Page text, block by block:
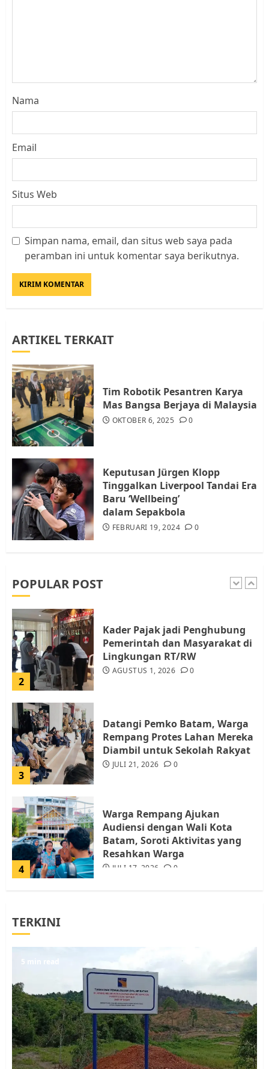
Nama
Email
Situs Web
Simpan nama, email, dan situs web saya pada
peramban ini untuk komentar saya berikutnya.
ARTIKEL TERKAIT
Tim Robotik Pesantren Karya
Mas Bangsa Berjaya di Malaysia
OKTOBER 6, 2025 0
Keputusan Jürgen Klopp
Tinggalkan Liverpool Tandai Era
Baru ‘Wellbeing’
dalam Sepakbola
FEBRUARI 19, 2024 0
POPULAR POST
Datangi Pemko Batam, Warga
4
Warga Rempang Ajukan
JULI 17, 2026 0
5
Warga Rempang
JULI 15, 2026 0
1
2
Kader Pajak jadi Penghubung
Pemerintah dan Masyarakat di
Lingkungan RT/RW
AGUSTUS 1, 2026 0
3
Datangi Pemko Batam, Warga
Rempang Protes Lahan Mereka
Diambil untuk Sekolah Rakyat
JULI 21, 2026 0
4
Warga Rempang Ajukan
Audiensi dengan Wali Kota
Batam, Soroti Aktivitas yang
Resahkan Warga
JULI 17, 2026 0
5
1
Pemko Batam Tegaskan RT dan
RW bukan Petugas Pendataan
dan Pemungutan Pajak
AGUSTUS 1, 2026 0
TERKINI
5 min read